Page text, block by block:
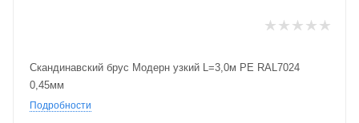
Скандинавский брус Модерн узкий L=3,0м PE RAL7024
0,45мм
Подробности